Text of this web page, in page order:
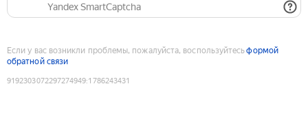
Yandex SmartCaptcha
Если у вас возникли проблемы, пожалуйста, воспользуйтесьформой
обратной связи
9192303072297274949:1786243431